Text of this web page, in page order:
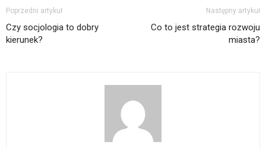
Poprzedni artykuł
Czy socjologia to dobry
kierunek?
Następny artykuł
Co to jest strategia rozwoju
miasta?